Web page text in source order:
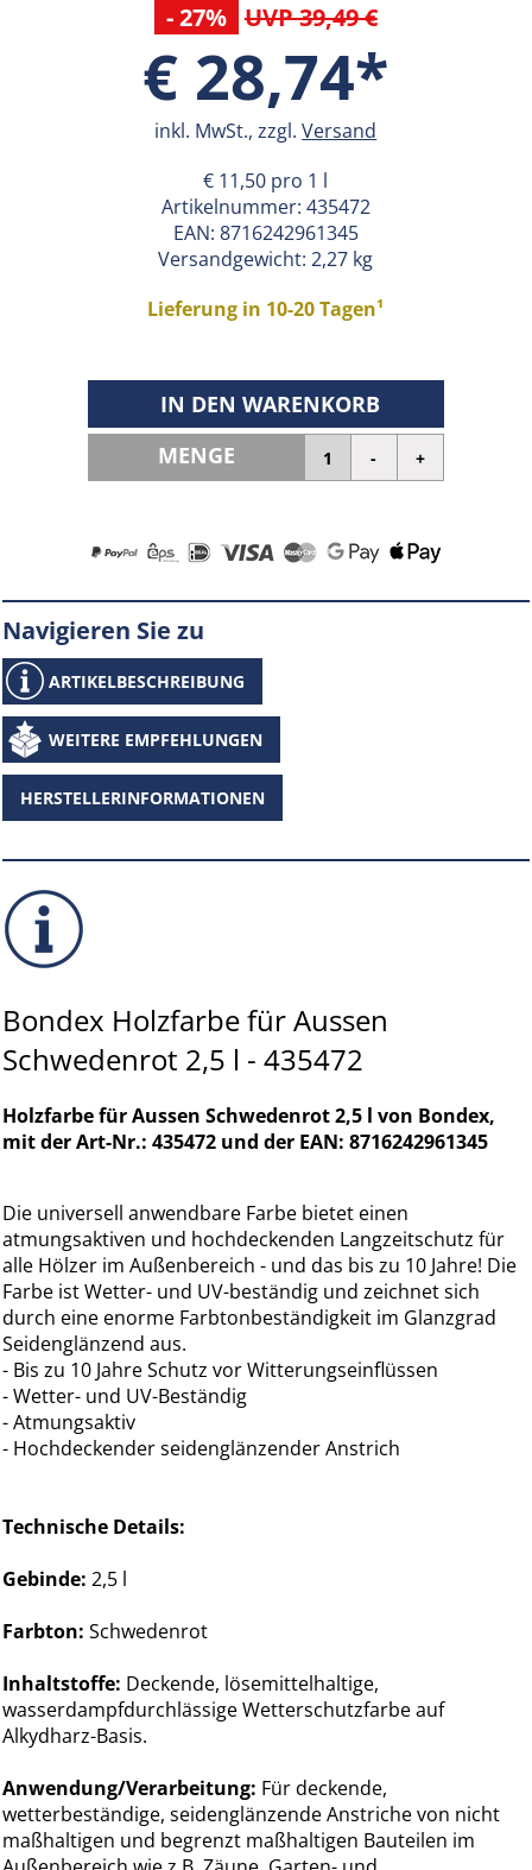
- 27% UVP 39,49 €
€ 28,74*
inkl. MwSt., zzgl.Versand
€ 11,50 pro 1 l
Artikelnummer: 435472
EAN: 8716242961345
Versandgewicht: 2,27 kg
Lieferung in 10-20 Tagen¹
IN DEN WARENKORB
MENGE
Navigieren Sie zu
ARTIKELBESCHREIBUNG
WEITERE EMPFEHLUNGEN
HERSTELLERINFORMATIONEN
Bondex Holzfarbe für Aussen
Schwedenrot 2,5 l - 435472
Holzfarbe für Aussen Schwedenrot 2,5 l von Bondex,
mit der Art-Nr.: 435472 und der EAN: 8716242961345
Die universell anwendbare Farbe bietet einen
atmungsaktiven und hochdeckenden Langzeitschutz für
alle Hölzer im Außenbereich - und das bis zu 10 Jahre! Die
Farbe ist Wetter- und UV-beständig und zeichnet sich
durch eine enorme Farbtonbeständigkeit im Glanzgrad
Seidenglänzend aus.
- Bis zu 10 Jahre Schutz vor Witterungseinflüssen
- Wetter- und UV-Beständig
- Atmungsaktiv
- Hochdeckender seidenglänzender Anstrich
Technische Details:
Gebinde:2,5 l
Farbton:Schwedenrot
Inhaltstoffe: Deckende, lösemittelhaltige,
wasserdampfdurchlässige Wetterschutzfarbe auf
Alkydharz-Basis.
Anwendung/Verarbeitung: Für deckende,
wetterbeständige, seidenglänzende Anstriche von nicht
maßhaltigen und begrenzt maßhaltigen Bauteilen im